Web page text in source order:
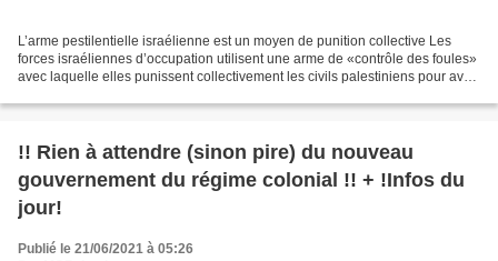
L’arme pestilentielle israélienne est un moyen de punition collective Les
forces israéliennes d’occupation utilisent une arme de «contrôle des foules»
avec laquelle elles punissent collectivement les civils palestiniens pour avoir
!! Rien à attendre (sinon pire) du nouveau
gouvernement du régime colonial !! + !Infos du
jour!
Publié le 21/06/2021 à 05:26